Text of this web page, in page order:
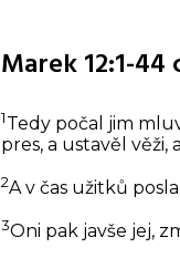
Marek 12:1-44
1Tedy počal jim
pres, a ustavěl věži,
2A v čas užitků
3Oni pak javše jej,